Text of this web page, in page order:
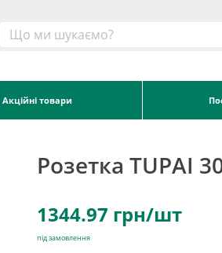
Акційні товари
Розетка TUPAI
1344.97 грн/шт
під замовлення